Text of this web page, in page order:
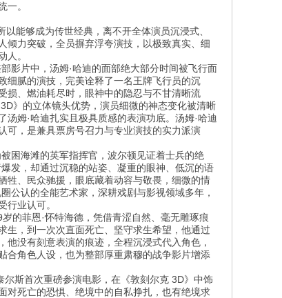
一。
能够成为传世经典，离不开全体演员沉浸式、
倾力突破，全员摒弃浮夸演技，以极致真实、细
人。
影片中，汤姆·哈迪的面部绝大部分时间被飞行面
细腻的演技，完美诠释了一名王牌飞行员的沉
损、燃油耗尽时，眼神中的隐忍与不甘清晰流
》的立体镜头优势，演员细微的神态变化被清晰
姆·哈迪扎实且极具质感的表演功底。汤姆·哈迪
可，是兼具票房号召力与专业演技的实力派演
困海滩的英军指挥官，波尔顿见证着士兵的绝
发，却通过沉稳的站姿、凝重的眼神、低沉的语
牲、民众驰援，眼底藏着动容与敬畏，细微的情
公认的全能艺术家，深耕戏剧与影视领域多年，
业认可。
的菲恩·怀特海德，凭借青涩自然、毫无雕琢痕
生，到一次次直面死亡、坚守求生希望，他通过
没有刻意表演的痕迹，全程沉浸式代入角色，
合角色人设，也为整部厚重肃穆的战争影片增添
斯首次重磅参演电影，在《敦刻尔克 3D》中饰
对死亡的恐惧、绝境中的自私挣扎，也有绝境求